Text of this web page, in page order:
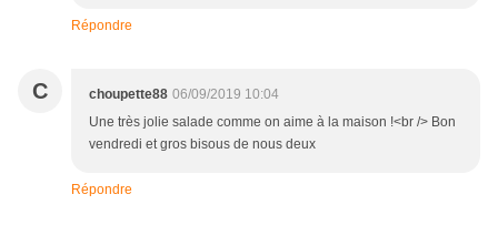
Répondre
C choupette88 06/09/2019 10:04
Une très jolie salade comme on aime à la maison !<br /> Bon
vendredi et gros bisous de nous deux
Répondre